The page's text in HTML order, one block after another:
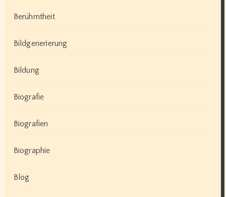
Berühmtheit
Bildgenerierung
Bildung
Biografie
Biografien
Biographie
Blog